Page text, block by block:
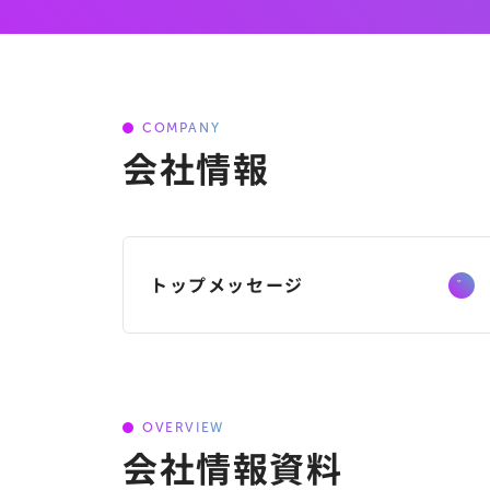
COMPANY
会社情報
トップメッセージ
OVERVIEW
会社情報資料